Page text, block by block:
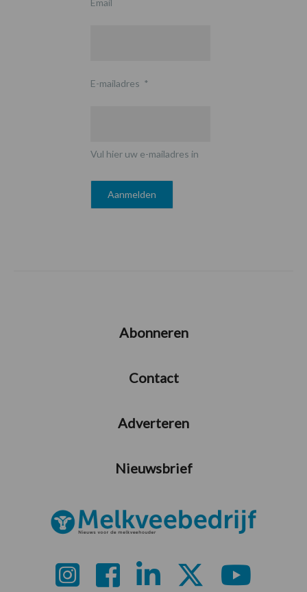
Email
E-mailadres *
Vul hier uw e-mailadres in
Abonneren
Contact
Adverteren
Nieuwsbrief